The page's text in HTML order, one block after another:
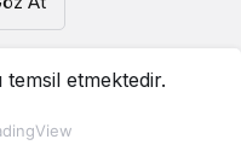
temsil etmektedir.